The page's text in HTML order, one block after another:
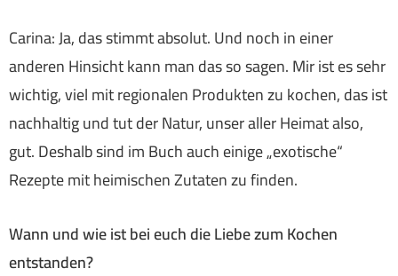
Carina: Ja, das stimmt absolut. Und noch in einer
anderen Hinsicht kann man das so sagen. Mir ist es sehr
wichtig, viel mit regionalen Produkten zu kochen, das ist
nachhaltig und tut der Natur, unser aller Heimat also,
gut. Deshalb sind im Buch auch einige „exotische“
Rezepte mit heimischen Zutaten zu finden.
Wann und wie ist bei euch die Liebe zum Kochen
entstanden?